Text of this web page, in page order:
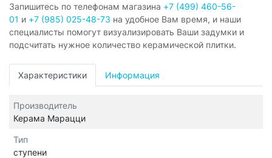
Запишитесь по телефонам магазина +7 (499) 460-56-
01 и +7 (985) 025-48-73 на удобное Вам время, и наши
специалисты помогут визуализировать Ваши задумки и
подсчитать нужное количество керамической плитки.
Характеристики Информация
Производитель
Керама Марацци
Тип
ступени